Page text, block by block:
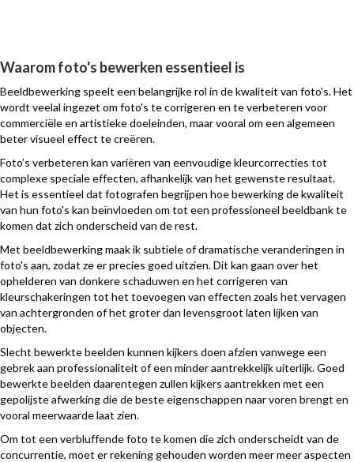
Waarom foto's bewerken essentieel is
Beeldbewerking speelt een belangrijke rol in de kwaliteit van foto's. Het
wordt veelal ingezet om foto's te corrigeren en te verbeteren voor
commerciële en artistieke doeleinden, maar vooral om een algemeen
beter visueel effect te creëren.
Foto’s verbeteren kan variëren van eenvoudige kleurcorrecties tot
complexe speciale effecten, afhankelijk van het gewenste resultaat.
Het is essentieel dat fotografen begrijpen hoe bewerking de kwaliteit
van hun foto's kan beïnvloeden om tot een professioneel beeldbank te
komen dat zich onderscheid van de rest.
Met beeldbewerking maak ik subtiele of dramatische veranderingen in
foto's aan, zodat ze er precies goed uitzien. Dit kan gaan over het
ophelderen van donkere schaduwen en het corrigeren van
kleurschakeringen tot het toevoegen van effecten zoals het vervagen
van achtergronden of het groter dan levensgroot laten lijken van
objecten.
Slecht bewerkte beelden kunnen kijkers doen afzien vanwege een
gebrek aan professionaliteit of een minder aantrekkelijk uiterlijk. Goed
bewerkte beelden daarentegen zullen kijkers aantrekken met een
gepolijste afwerking die de beste eigenschappen naar voren brengt en
vooral meerwaarde laat zien.
Om tot een verbluffende foto te komen die zich onderscheidt van de
concurrentie, moet er rekening gehouden worden meer meer aspecten